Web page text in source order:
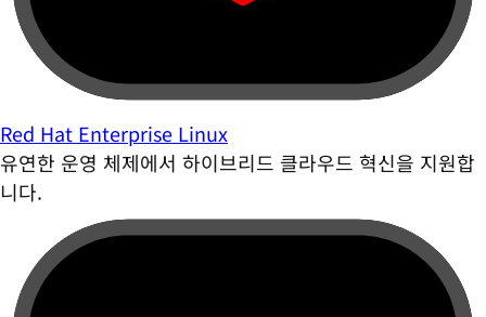
Red Hat Enterprise Linux
유연한 운영 체제에서 하이브리드 클라우드 혁신을 지원합
니다.